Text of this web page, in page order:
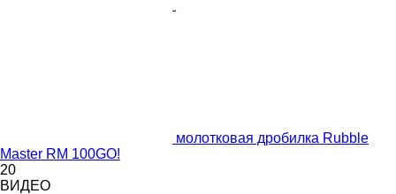
молотковая дробилка Rubble
Master RM 100GO!
20
ВИДЕО